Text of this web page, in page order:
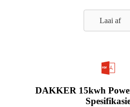
Laai af
DAKKER 15kwh